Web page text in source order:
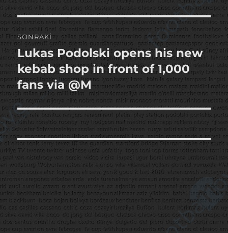
yazı:
SONRAKI
Sonraki
yazı:
Lukas Podolski opens his new
kebab shop in front of 1,000
fans via @M